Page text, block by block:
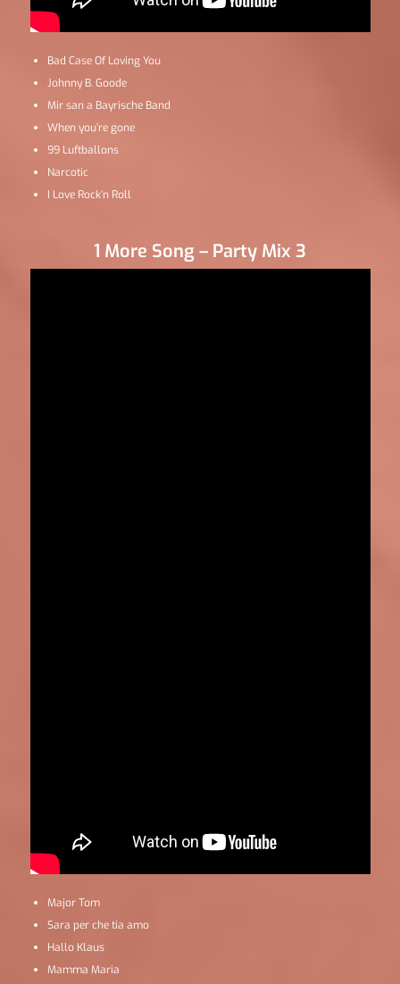
Bad Case Of Loving You
Johnny B. Goode
Mir san a Bayrische Band
When you’re gone
99 Luftballons
Narcotic
I Love Rock’n Roll
1 More Song – Party Mix 3
Major Tom
Sara per che tia amo
Hallo Klaus
Mamma Maria